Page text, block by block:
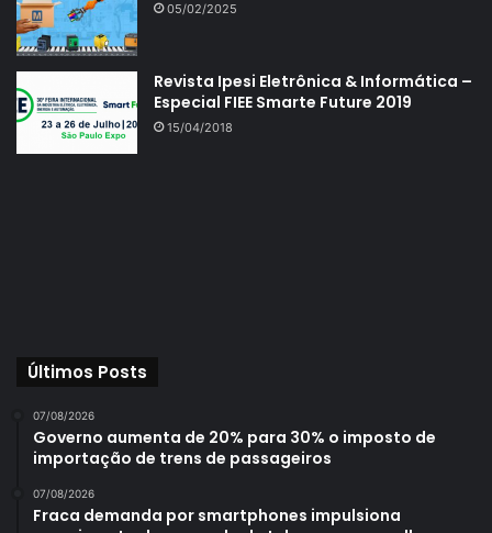
05/02/2025
Revista Ipesi Eletrônica & Informática –
Especial FIEE Smarte Future 2019
15/04/2018
Últimos Posts
07/08/2026
Governo aumenta de 20% para 30% o imposto de
importação de trens de passageiros
07/08/2026
Fraca demanda por smartphones impulsiona